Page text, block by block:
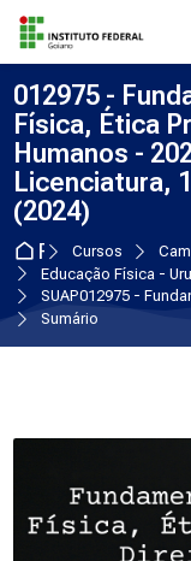
Skip to navigation
Skip to login form
Ir para o conteúdo
Skip to accessibility
Skip to footer
Skip accessibility options
012975 -
Física, Ética
Humanos -
Licenciatura,
(2024)
Página inicial
Cursos
Educação Física -
Sumário